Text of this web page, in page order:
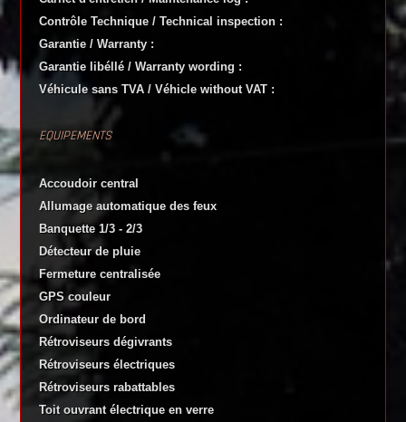
Contrôle Technique / Technical inspection :
Garantie / Warranty :
Garantie libéllé / Warranty wording :
Véhicule sans TVA / Véhicle without VAT :
EQUIPEMENTS
Accoudoir central
Allumage automatique des feux
Banquette 1/3 - 2/3
Détecteur de pluie
Fermeture centralisée
GPS couleur
Ordinateur de bord
Rétroviseurs dégivrants
Rétroviseurs électriques
Rétroviseurs rabattables
Toit ouvrant électrique en verre